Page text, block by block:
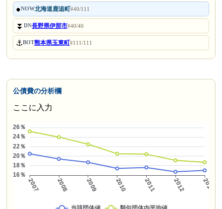
●NOW北海道鹿追町#40/111
⏬DN長野県伊那市#40/40
⚓BOT熊本県玉東町#111/111
公債費の分析欄
ここに入力